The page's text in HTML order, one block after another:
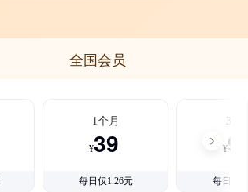
全国会员
1个月
¥39
每日仅1.26元
3个月
¥99
每日仅